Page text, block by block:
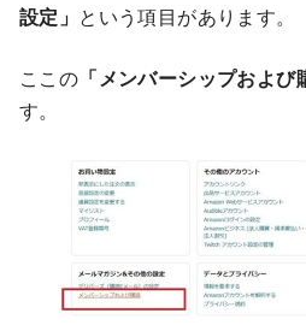
設定」 という項目があります。
ここの 「メンバーシップおよび
す。